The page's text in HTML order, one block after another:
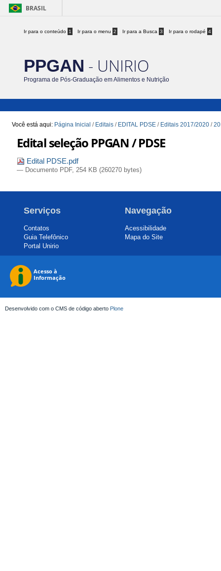
BRASIL
Ir para o conteúdo 1 Ir para o menu 2 Ir para a Busca 3 Ir para o rodapé 4
PPGAN - UNIRIO
Programa de Pós-Graduação em Alimentos e Nutrição
Você está aqui: Página Inicial / Editais / EDITAL PDSE / Editais 2017/2020 /
Edital seleção PPGAN / PDSE
Edital PDSE.pdf
— Documento PDF, 254 KB (260270 bytes)
Serviços
Contatos
Guia Telefônico
Portal Unirio
Navegação
Acessibilidade
Mapa do Site
Desenvolvido com o CMS de código aberto Plone